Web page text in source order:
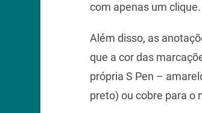
com apenas um clique.
Além disso, as
que a cor das
própria S Pen –
preto) ou cobre para o